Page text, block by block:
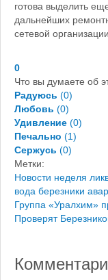
готова выделить
дальнейших
сетевой
0
Что вы думаете об
Радуюсь (0)
Любовь (0)
Удивление (0)
Печально (1)
Сержусь (0)
Метки:
Новости неделя
вода березники
Группа «Уралхим»
Проверят